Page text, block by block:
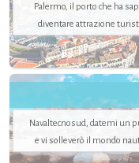
Palermo, il porto che ha
diventare attrazione
Navaltecnosud, datemi un
e vi solleverò il mondo